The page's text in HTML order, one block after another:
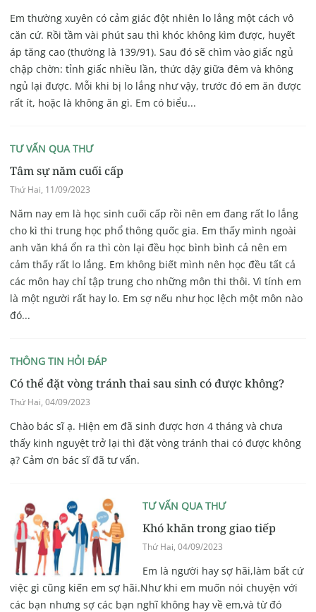
Em thường xuyên có cảm giác đột nhiên lo lắng một cách vô
căn cứ. Rồi tầm vài phút sau thì khóc không kìm được, huyết
áp tăng cao (thường là 139/91). Sau đó sẽ chìm vào giấc ngủ
chập chờn: tỉnh giấc nhiều lần, thức dậy giữa đêm và không
ngủ lại được. Mỗi khi bị lo lắng như vậy, trước đó em ăn được
rất ít, hoặc là không ăn gì. Em có biểu...
TƯ VẤN QUA THƯ
Tâm sự năm cuối cấp
Thứ Hai, 11/09/2023
Năm nay em là học sinh cuối cấp rồi nên em đang rất lo lắng
cho kì thi trung học phổ thông quốc gia. Em thấy mình ngoài
anh văn khá ổn ra thì còn lại đều học bình bình cả nên em
cảm thấy rất lo lắng. Em không biết mình nên học đều tất cả
các môn hay chỉ tập trung cho những môn thi thôi. Vì tính em
là một người rất hay lo. Em sợ nếu như học lệch một môn nào
đó...
THÔNG TIN HỎI ĐÁP
Có thể đặt vòng tránh thai sau sinh có được không?
Thứ Hai, 04/09/2023
Chào bác sĩ ạ. Hiện em đã sinh được hơn 4 tháng và chưa
thấy kinh nguyệt trở lại thì đặt vòng tránh thai có được không
ạ? Cảm ơn bác sĩ đã tư vấn.
TƯ VẤN QUA THƯ
Khó khăn trong giao tiếp
Thứ Hai, 04/09/2023
Em là người hay sợ hãi,làm bất cứ
việc gì cũng kiến em sợ hãi.Như khi em muốn nói chuyện với
các bạn nhưng sợ các bạn nghĩ không hay về em,và từ đó